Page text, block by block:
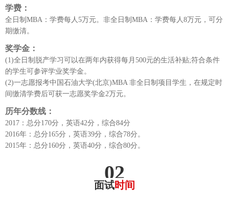
学费：
全日制MBA：学费每人5万元。非全日制MBA：学费每人8万元，可分
期缴清。
奖学金：
(1)全日制脱产学习可以在两年内获得每月500元的生活补贴;符合条件
的学生可参评学业奖学金。
(2)一志愿报考中国石油大学(北京)MBA 非全日制项目学生，在规定时
间缴清学费后可获一志愿奖学金2万元。
历年分数线：
2017：总分170分，英语42分，综合84分
2016年：总分165分，英语39分，综合78分。
2015年：总分160分，英语40分，综合80分。
02
面试时间